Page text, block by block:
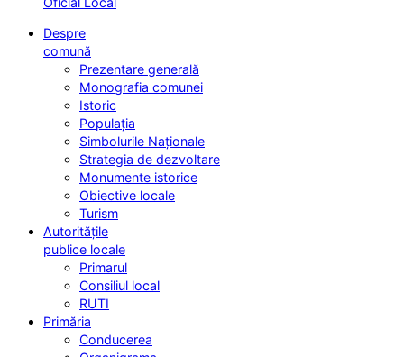
Despre
comună
Prezentare generală
Monografia comunei
Istoric
Populația
Simbolurile Naționale
Strategia de dezvoltare
Monumente istorice
Obiective locale
Turism
Autoritățile
publice locale
Primarul
Consiliul local
RUTI
Primăria
Conducerea